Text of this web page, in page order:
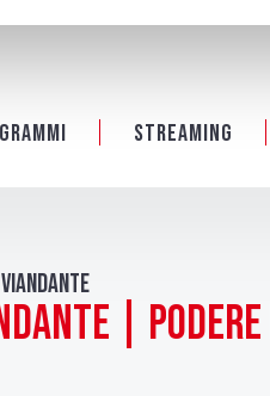
Streaming
| Podere